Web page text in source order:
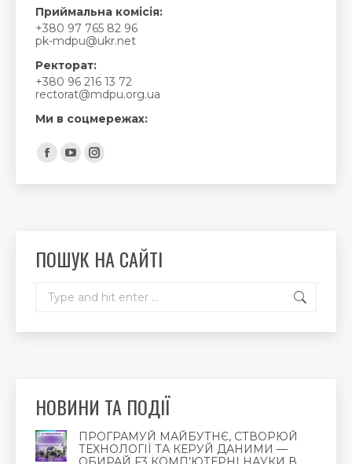
Приймальна комісія:
+380 97 765 82 96
pk-mdpu@ukr.net
Ректорат:
+380 96 216 13 72
rectorat@mdpu.org.ua
Ми в соцмережах:
Find us on:
Facebook
page
window
YouTube
page
window
Instagram
page
window
ПОШУК НА САЙТІ
НОВИНИ ТА ПОДІЇ
ПРОГРАМУЙ МАЙБУТНЄ, СТВОРЮЙ
ТЕХНОЛОГІЇ ТА КЕРУЙ ДАНИМИ —